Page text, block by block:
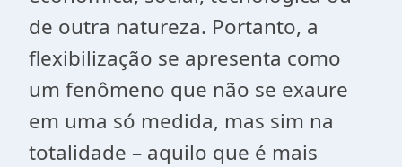
de outra natureza. Portanto, a
flexibilização se apresenta como
um fenômeno que não se exaure
em uma só medida, mas sim na
totalidade – aquilo que é mais